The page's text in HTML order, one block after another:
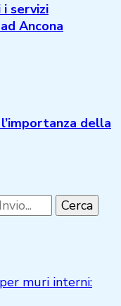
i servizi
Ancona
della
muri interni: